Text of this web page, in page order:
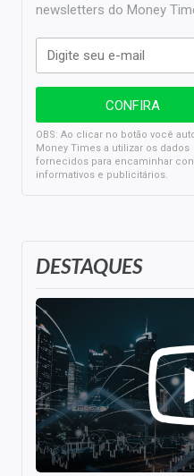
DESTAQUES
newsletters do Money
OBS: Ao clicar no botão você
Money Times a utilizar os dados
fornecidos para encaminhar
informativos e publicitários.